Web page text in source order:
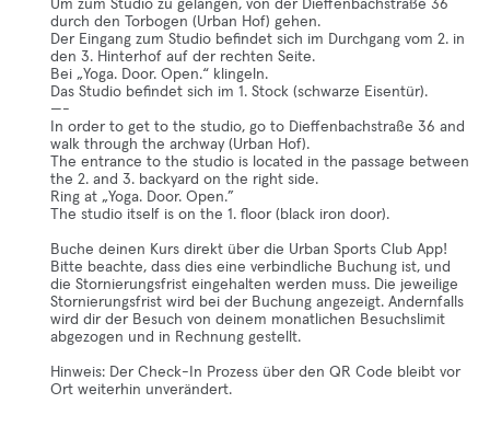
Um zum Studio zu gelangen, von der Dieffenbachstraße 36
durch den Torbogen (Urban Hof) gehen.
Der Eingang zum Studio befindet sich im Durchgang vom 2. in
den 3. Hinterhof auf der rechten Seite.
Bei „Yoga. Door. Open.“ klingeln.
Das Studio befindet sich im 1. Stock (schwarze Eisentür).
—-
In order to get to the studio, go to Dieffenbachstraße 36 and
walk through the archway (Urban Hof).
The entrance to the studio is located in the passage between
the 2. and 3. backyard on the right side.
Ring at „Yoga. Door. Open.”
The studio itself is on the 1. floor (black iron door).
Buche deinen Kurs direkt über die Urban Sports Club App!
Bitte beachte, dass dies eine verbindliche Buchung ist, und
die Stornierungsfrist eingehalten werden muss. Die jeweilige
Stornierungsfrist wird bei der Buchung angezeigt. Andernfalls
wird dir der Besuch von deinem monatlichen Besuchslimit
abgezogen und in Rechnung gestellt.
Hinweis: Der Check-In Prozess über den QR Code bleibt vor
Ort weiterhin unverändert.